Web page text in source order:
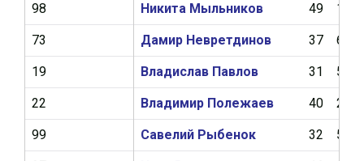
Никита Мыльников 49 10
Дамир Невретдинов 37 6
Владислав Павлов 31 5
Владимир Полежаев 40 2
Савелий Рыбенок 32 5
98
73
19
22
99